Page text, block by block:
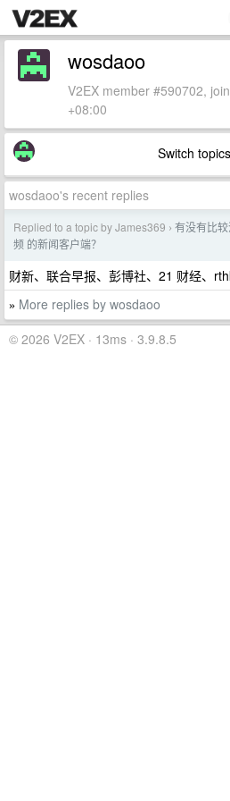
wosdaoo
V2EX member #590702,
+08:00
Switch
wosdaoo's recent replies
Replied to a topic by James369 › 有没有比
频 的新闻客户端？
财新、联合早报、彭博社、21 财经、
» More replies by wosdaoo
© 2026 V2EX · 13ms · 3.9.8.5